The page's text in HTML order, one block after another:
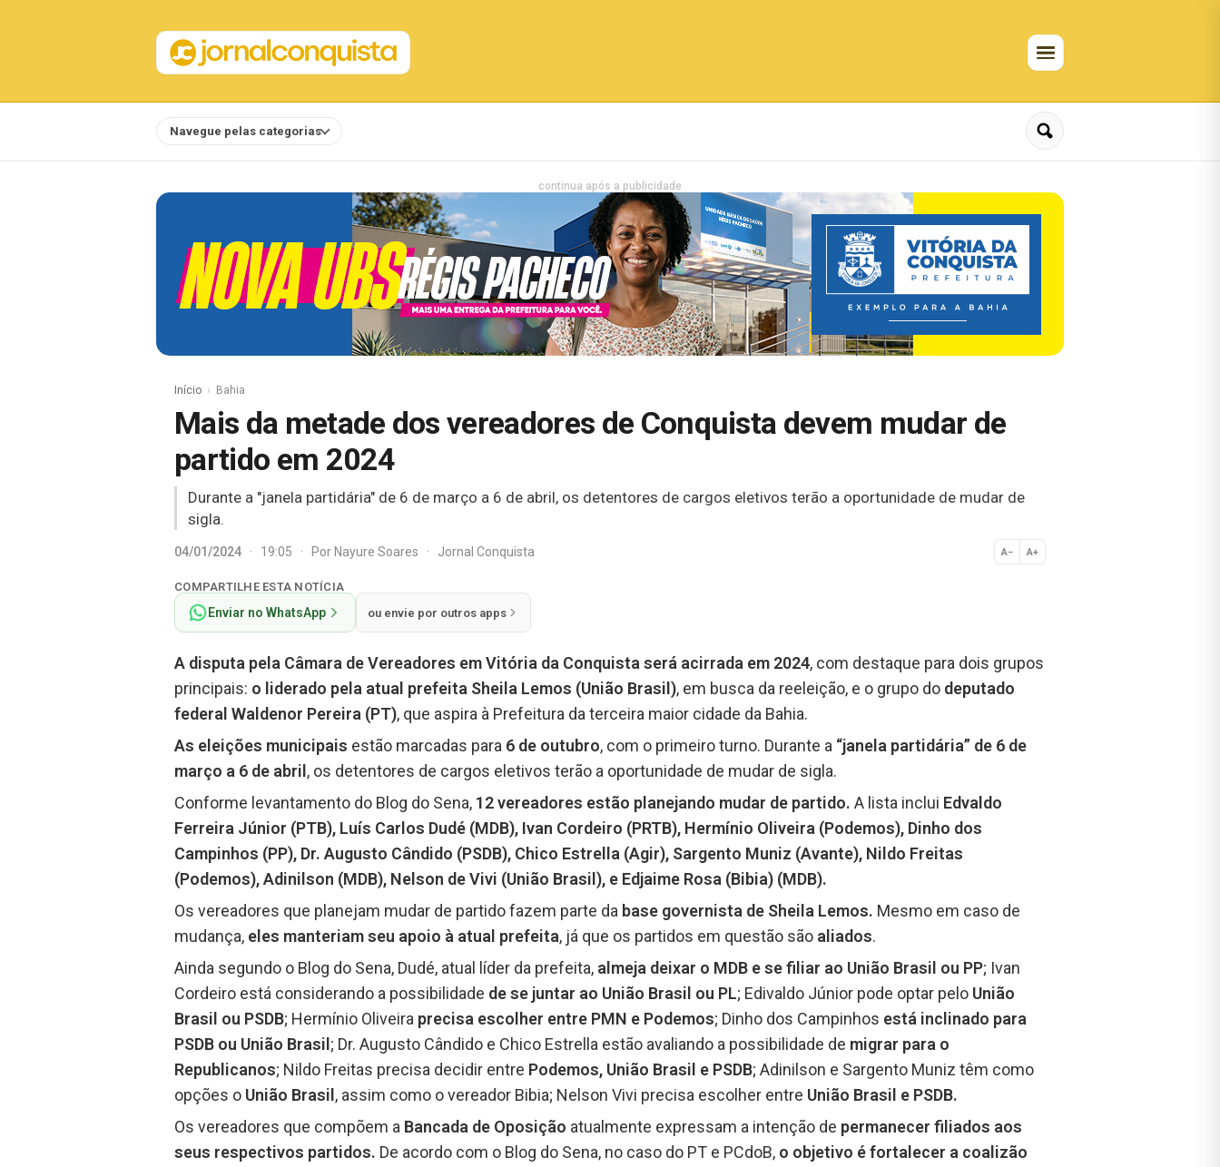
Navegue pelas categorias
continua após a publicidade
Início Bahia
Mais da metade dos vereadores de Conquista devem mudar de
partido em 2024
Durante a "janela partidária" de 6 de março a 6 de abril, os detentores de cargos eletivos terão a oportunidade de mudar de
sigla.
04/01/2024 · 19:05 · PorNayure Soares · Jornal Conquista A− A+
Normal
COMPARTILHE ESTA NOTÍCIA
Enviar no WhatsApp ou envie por outros apps
A disputa pela Câmara de Vereadores em Vitória da Conquista será acirrada em 2024, com destaque para dois grupos
principais: o liderado pela atual prefeita Sheila Lemos (União Brasil), em busca da reeleição, e o grupo do deputado
federal Waldenor Pereira (PT), que aspira à Prefeitura da terceira maior cidade da Bahia.
As eleições municipais estão marcadas para 6 de outubro, com o primeiro turno. Durante a “janela partidária” de 6 de
março a 6 de abril , os detentores de cargos eletivos terão a oportunidade de mudar de sigla.
Conforme levantamento do Blog do Sena, 12 vereadores estão planejando mudar de partido. A lista inclui Edvaldo
Ferreira Júnior (PTB), Luís Carlos Dudé (MDB), Ivan Cordeiro (PRTB), Hermínio Oliveira (Podemos), Dinho dos
Campinhos (PP), Dr. Augusto Cândido (PSDB), Chico Estrella (Agir), Sargento Muniz (Avante), Nildo Freitas
(Podemos), Adinilson (MDB), Nelson de Vivi (União Brasil), e Edjaime Rosa (Bibia) (MDB).
Os vereadores que planejam mudar de partido fazem parte da base governista de Sheila Lemos. Mesmo em caso de
mudança, eles manteriam seu apoio à atual prefeita, já que os partidos em questão são aliados.
Ainda segundo o Blog do Sena, Dudé, atual líder da prefeita, almeja deixar o MDB e se filiar ao União Brasil ou PP; Ivan
Cordeiro está considerando a possibilidade de se juntar ao União Brasil ou PL; Edivaldo Júnior pode optar pelo União
Brasil ou PSDB; Hermínio Oliveira precisa escolher entre PMN e Podemos; Dinho dos Campinhos está inclinado para
PSDB ou União Brasil ; Dr. Augusto Cândido e Chico Estrella estão avaliando a possibilidade de migrar para o
Republicanos; Nildo Freitas precisa decidir entre Podemos, União Brasil e PSDB; Adinilson e Sargento Muniz têm como
opções o União Brasil , assim como o vereador Bibia; Nelson Vivi precisa escolher entre União Brasil e PSDB.
Os vereadores que compõem a Bancada de Oposição atualmente expressam a intenção de permanecer filiados aos
seus respectivos partidos. De acordo com o Blog do Sena, no caso do PT e PCdoB, o objetivo é fortalecer a coalizão